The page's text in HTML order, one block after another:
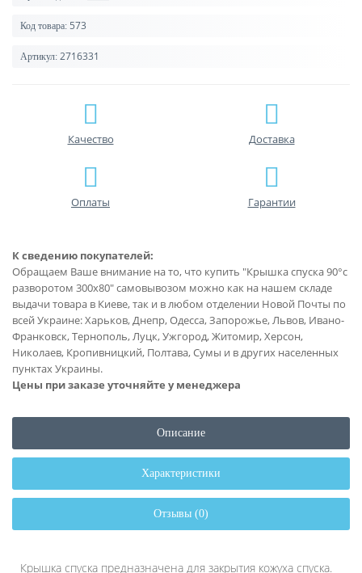
Код товара: 573
Артикул: 2716331
Качество Доставка
Оплаты Гарантии
К сведению покупателей:
Обращаем Ваше внимание на то, что купить "Крышка спуска 90°с
разворотом 300х80" самовывозом можно как на нашем складе
выдачи товара в Киеве, так и в любом отделении Новой Почты по
всей Украине: Харьков, Днепр, Одесса, Запорожье, Львов, Ивано-
Франковск, Тернополь, Луцк, Ужгород, Житомир, Херсон,
Николаев, Кропивницкий, Полтава, Сумы и в других населенных
пунктах Украины.
Цены при заказе уточняйте у менеджера
Описание
Характеристики
Отзывы (0)
Крышка спуска предназначена для закрытия кожуха спуска.